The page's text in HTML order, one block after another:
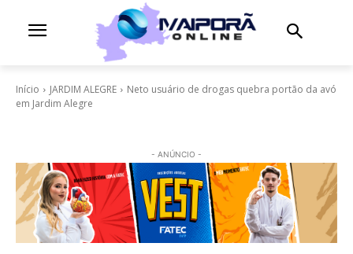
Início JARDIM ALEGRE
Neto usuário de drogas quebra portão da avó
em Jardim Alegre
- ANÚNCIO -